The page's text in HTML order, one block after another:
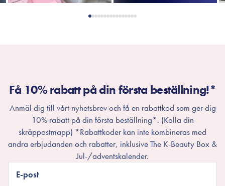
Få 10% rabatt på din första beställning!*
Anmäl dig till vårt nyhetsbrev och få en rabattkod som ger dig
10% rabatt på din första beställning*. (Kolla din
skräppostmapp) *Rabattkoder kan inte kombineras med
andra erbjudanden och rabatter, inklusive The K-Beauty Box &
Jul-/adventskalender.
E-post